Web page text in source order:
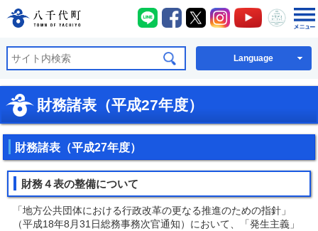
八千代町公式ホームページ
八千代町LINE
八千代町Facebook
八千代町X八千代町Instagram
八千代町
八千
Language
財務諸表（平成27年度）
財務諸表（平成27年度）
財務４表の整備について
「地方公共団体における行政改革の更なる推進のための指針」
（平成18年8月31日総務事務次官通知）において、「発生主義」